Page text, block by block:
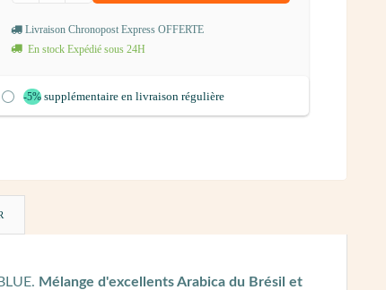
Livraison Chronopost Express OFFERTE
En stock Expédié sous 24H
-5% supplémentaire en livraison régulière
Mélange d'excellents Arabica du Brésil et